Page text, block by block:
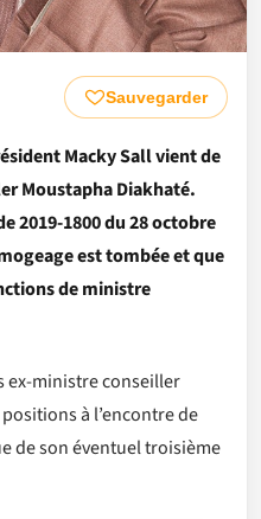
Sauvegarder
Macky Sall vient de
Moustapha Diakhaté.
2019-1800 du 28 octobre
est tombée et que
de ministre
ex-ministre conseiller
à l’encontre de
de son éventuel troisième